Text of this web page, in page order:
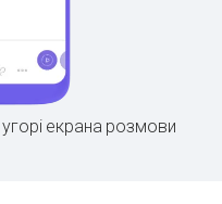
екрана розмови